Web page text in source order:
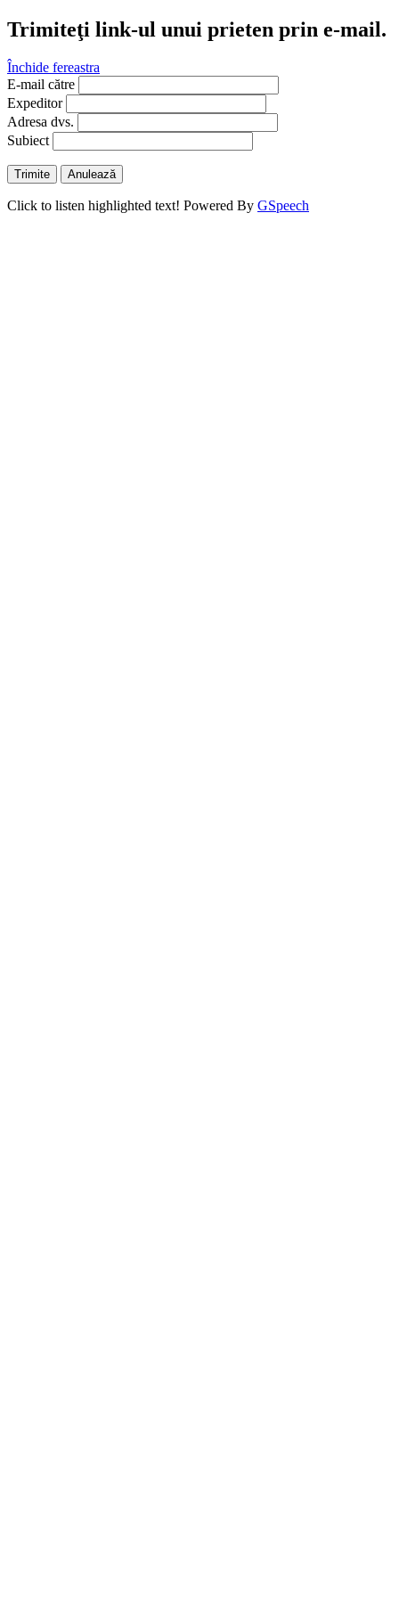
Trimiteţi link-ul unui prieten prin e-mail.
Închide fereastra
E-mail către
Expeditor
Adresa dvs.
Subiect
Trimite Anulează
Click to listen highlighted text! Powered By GSpeech